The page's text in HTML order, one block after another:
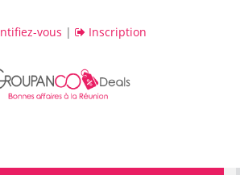
vous | Inscription